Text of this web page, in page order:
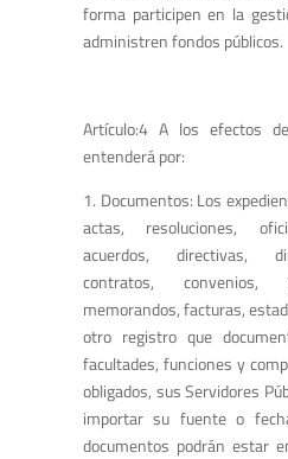
forma participen en la
administren fondos públicos.
Artículo:4 A los efectos
entenderá por:
1. Documentos: Los
actas, resoluciones,
acuerdos, directivas,
contratos, convenios,
memorandos, facturas,
otro registro que
facultades, funciones y
obligados, sus Servidores
importar su fuente o
documentos podrán estar